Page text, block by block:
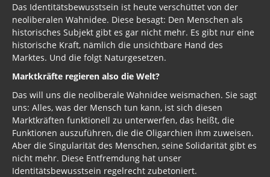
Das Identitätsbewusstsein ist heute verschüttet von der
neoliberalen Wahnidee. Diese besagt: Den Menschen als
historisches Subjekt gibt es gar nicht mehr. Es gibt nur eine
historische Kraft, nämlich die unsichtbare Hand des
Marktes. Und die folgt Naturgesetzen.
Marktkräfte regieren also die Welt?
Das will uns die neoliberale Wahnidee weismachen. Sie sagt
uns: Alles, was der Mensch tun kann, ist sich diesen
Marktkräften funktionell zu unterwerfen, das heißt, die
Funktionen auszuführen, die die Oligarchien ihm zuweisen.
Aber die Singularität des Menschen, seine Solidarität gibt es
nicht mehr. Diese Entfremdung hat unser
Identitätsbewusstsein regelrecht zubetoniert.